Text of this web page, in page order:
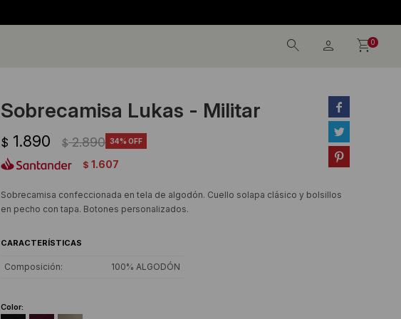
0
Sobrecamisa Lukas - Militar
$ 1.890 $ 2.890 34
$ 1.607
Sobrecamisa confeccionada en tela de algodón. Cuello solapa clásico y bolsillos
en pecho con tapa. Botones personalizados.
CARACTERÍSTICAS
Composición 100% ALGODÓN
Color:


